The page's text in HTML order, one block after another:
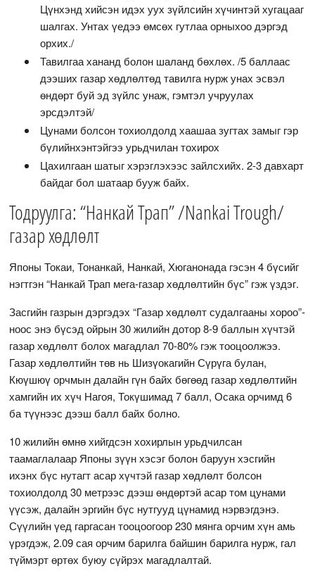
Цүнхэнд хийсэн идэх уух зүйлсийн хүчинтэй хугацааг
шалгах. Унтах үедээ өмсөх гутлаа орныхоо дэргэд
орхих./
Тавилгаа хананд болон шаланд бөхлөх. /5 баллаас
дээших газар хөдлөлтөд тавилга нурж унах эсвэл
өндөрт буй эд зүйлс унаж, гэмтэл учруулах
эрсдэлтэй/
Цунами болсон тохиолдолд хаашаа зугтах замыг гэр
бүлийнхэнтэйгээ урьдчилан тохирох
Цахилгаан шатыг хэрэглэхээс зайлсхийх. 2-3 давхарт
байдаг бол шатаар бууж байх.
Тодруулга: “Нанкай Трап” /Nаnkai Trough/
газар хөдлөлт
Японы Токаи, Тонанкай, Нанкай, Хюганонада гэсэн 4 бүсийг
нэгтгэн “Нанкай Трап мега-газар хөдлөлтийн бүс” гэж үздэг.
Засгийн газрын дэргэдэх “Газар хөдлөлт судалгааны хороо”-
ноос энэ бүсэд ойрын 30 жилийн дотор 8-9 баллын хүчтэй
газар хөдлөлт болох магадлал 70-80% гэж тооцоолжээ.
Газар хөдлөлтийн төв нь Шизүокагийн Сүрүга булан,
Кюүшюү орчмын далайн гүн байх бөгөөд газар хөдлөлтийн
хамгийн их хүч Нагоя, Токүшимад 7 балл, Осака орчимд 6
ба түүнээс дээш балл байх болно.
10 жилийн өмнө хийгдсэн хохирлын урьдчилсан
таамаглалаар Японы зүүн хэсэг болон баруун хэсгийн
ихэнх бүс нутагт асар хүчтэй газар хөдлөлт болсон
тохиолдолд 30 метрээс дээш өндөртэй асар том цунами
үүсэж, далайн эргийн бүс нутгууд цүнамид нэрвэгдэнэ.
Сүүлийн үед гаргасан тооцоогоор 230 мянга орчим хүн амь
үрэгдэж, 2.09 сая орчим барилга байшин барилга нурж, гал
түймэрт өртөх буюу сүйрэх магадлалтай.